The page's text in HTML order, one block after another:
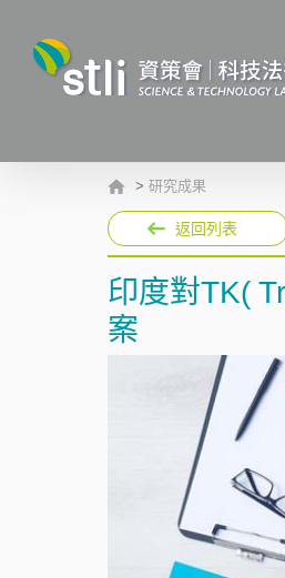
> 研究成果
返回列表
印度對TK(
案